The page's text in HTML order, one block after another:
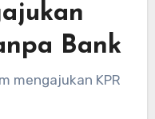
Bank
mengajukan KPR